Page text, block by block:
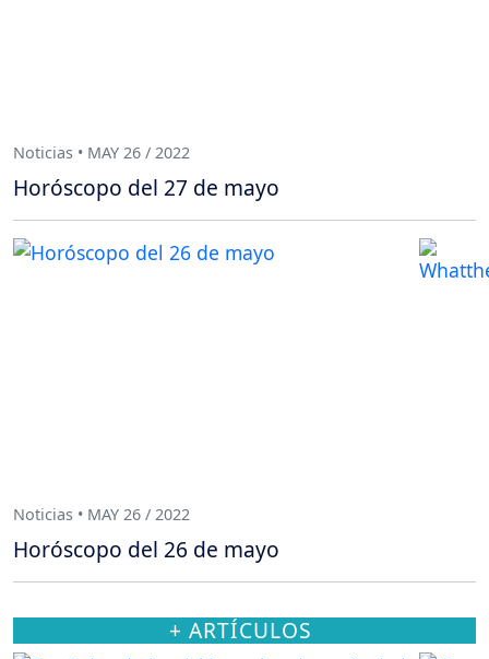
Noticias • MAY 26 / 2022
Horóscopo del 27 de mayo
Noticias • MAY 26 / 2022
Horóscopo del 26 de mayo
+ ARTÍCULOS